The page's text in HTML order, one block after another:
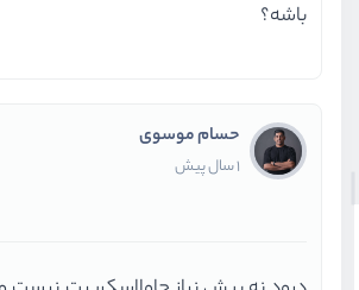
باشه؟
حسام موسوی
1 سال پیش